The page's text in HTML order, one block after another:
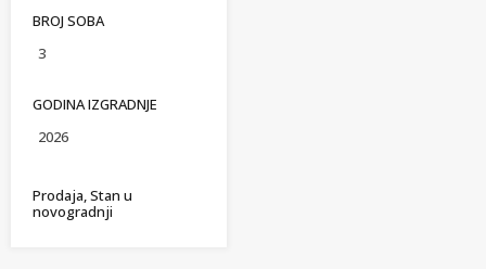
BROJ SOBA
3
GODINA IZGRADNJE
2026
Prodaja, Stan u
novogradnji